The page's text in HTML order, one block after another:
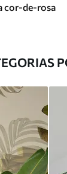
cor-de-rosa